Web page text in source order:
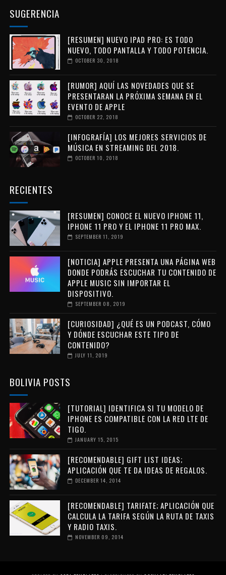
SUGERENCIA
[RESUMEN] NUEVO IPAD PRO: ES TODO
NUEVO, TODO PANTALLA Y TODO POTENCIA.
OCTOBER 30, 2018
[RUMOR] AQUÍ LAS NOVEDADES QUE SE
PRESENTARAN LA PRÓXIMA SEMANA EN EL
EVENTO DE APPLE
OCTOBER 22, 2018
[INFOGRAFÍA] LOS MEJORES SERVICIOS DE
MÚSICA EN STREAMING DEL 2018.
OCTOBER 10, 2018
RECIENTES
[RESUMEN] CONOCE EL NUEVO IPHONE 11,
IPHONE 11 PRO Y EL IPHONE 11 PRO MAX.
SEPTEMBER 11, 2019
[NOTICIA] APPLE PRESENTA UNA PÁGINA WEB
DONDE PODRÁS ESCUCHAR TU CONTENIDO DE
APPLE MUSIC SIN IMPORTAR EL
DISPOSITIVO.
SEPTEMBER 08, 2019
[CURIOSIDAD] ¿QUÉ ES UN PODCAST, CÓMO
Y DÓNDE ESCUCHAR ESTE TIPO DE
CONTENIDO?
JULY 11, 2019
BOLIVIA POSTS
[TUTORIAL] IDENTIFICA SI TU MODELO DE
IPHONE ES COMPATIBLE CON LA RED LTE DE
TIGO.
JANUARY 15, 2015
[RECOMENDABLE] GIFT LIST IDEAS;
APLICACIÓN QUE TE DA IDEAS DE REGALOS.
DECEMBER 14, 2014
[RECOMENDABLE] TARIFATE; APLICACIÓN QUE
CALCULA LA TARIFA SEGÚN LA RUTA DE TAXIS
Y RADIO TAXIS.
NOVEMBER 09, 2014